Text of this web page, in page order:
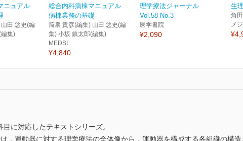
ニュアル
田 悠史(編
集)
総合内科病棟マニュアル
病棟業務の基礎
筒泉 貴彦(編集) 山田 悠史(編
集) 小坂 鎮太郎(編集)
MEDSI
¥4,840
理学療法ジャーナル
Vol.58 No.3
医学書院
¥2,090
生
角
メ
に対応したテキストシリーズ。
，運動器に対する理学療法の全体像から，運動器を構成する各組織の構